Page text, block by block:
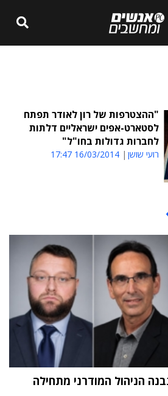
"ההצטרפות של רון לאודר תפתח
לסטארט-אפים ישראליים דלתות
לחברות גדולות בחו"ל"
רועי שושן 16/03/2014 17:47
הניהול המודרני מתחילה